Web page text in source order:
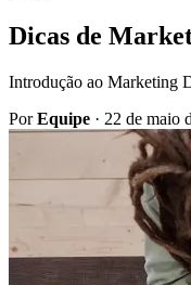
Dicas de
Introdução ao Marketing
PorEquipe · 22 de maio